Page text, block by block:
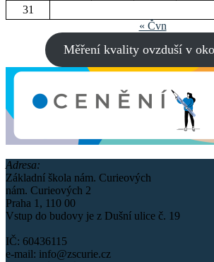
31
« Čvn
Měření kvality ovzduší v
Adresa:
Základní škola nám. Curieových
nám. Curieových 2
Praha 1, 110 00
Vstup do budovy je z Dušní ulice č. 19
IČ: 60436115
e-mail: info@zscurie.cz